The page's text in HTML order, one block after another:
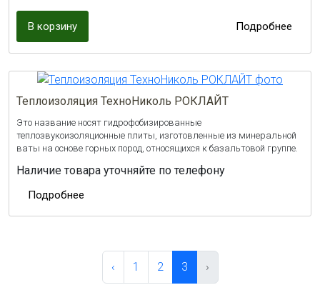
В корзину Подробнее
Теплоизоляция ТехноНиколь РОКЛАЙТ
Это название носят гидрофобизированные
теплозвукоизоляционные плиты, изготовленные из минеральной
ваты на основе горных пород, относящихся к базальтовой группе.
Наличие товара уточняйте по телефону
Подробнее
‹ 1 2 3 ›